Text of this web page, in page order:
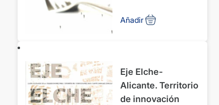
Añadir
Eje Elche-
Alicante. Territorio
de innovación